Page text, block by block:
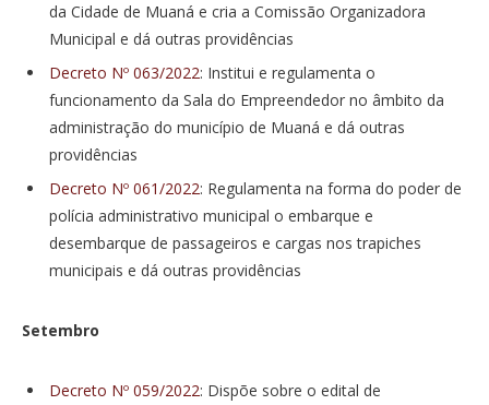
da Cidade de Muaná e cria a Comissão Organizadora
Municipal e dá outras providências
Decreto Nº 063/2022: Institui e regulamenta o
funcionamento da Sala do Empreendedor no âmbito da
administração do município de Muaná e dá outras
providências
Decreto Nº 061/2022: Regulamenta na forma do poder de
polícia administrativo municipal o embarque e
desembarque de passageiros e cargas nos trapiches
municipais e dá outras providências
Setembro
Decreto Nº 059/2022: Dispõe sobre o edital de